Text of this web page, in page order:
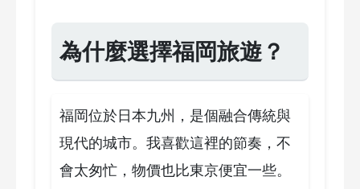
為什麼選擇福岡旅遊？
福岡位於日本九州，是個融合傳統與
現代的城市。我喜歡這裡的節奏，不
會太匆忙，物價也比東京便宜一些。